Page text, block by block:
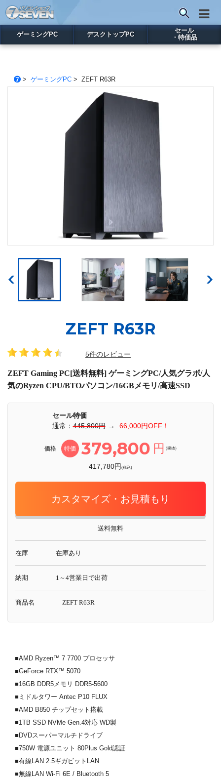
ゲーミングPC デスクトップPC
セール
・特価品
> ゲーミングPC> ZEFT R63R
ZEFT R63R
5件のレビュー
ZEFT Gaming PC[送料無料] ゲーミングPC/人気グラボ/人
気のRyzen CPU/BTOパソコン/16GBメモリ/高速SSD
セール特価
通常：445,800円 → 66,000円OFF！
価格 特価 379,800 円 (税抜)
417,780円(税込)
カスタマイズ・お見積もり
送料無料
在庫 在庫あり
納期 1～4営業日で出荷
商品名 ZEFT R63R
■AMD Ryzen™ 7 7700 プロセッサ
■GeForce RTX™ 5070
■16GB DDR5メモリ DDR5-5600
■ミドルタワー Antec P10 FLUX
■AMD B850 チップセット搭載
■1TB SSD NVMe Gen.4対応 WD製
■DVDスーパーマルチドライブ
■750W 電源ユニット 80Plus Gold認証
■有線LAN 2.5ギガビットLAN
■無線LAN Wi-Fi 6E / Bluetooth 5